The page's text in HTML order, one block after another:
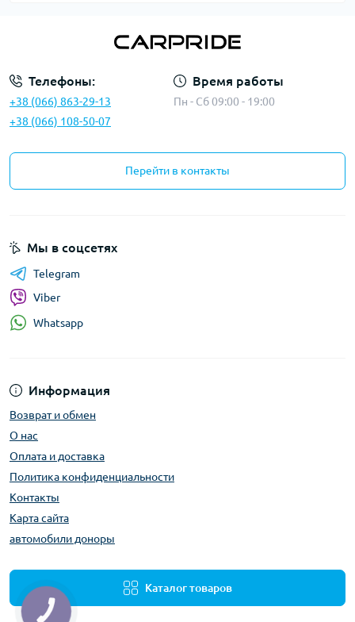
Телефоны:
+38 (066) 863-29-13
+38 (066) 108-50-07
Время работы
Пн - Сб 09:00 - 19:00
Перейти в контакты
Информация
Возврат и обмен
О нас
Оплата и доставка
Политика конфиденциальности
Контакты
Карта сайта
автомобили доноры
Каталог товаров
Мы в соцсетях
Telegram
Viber
Whatsapp
КНОПКА
ЗВ'ЯЗКУ